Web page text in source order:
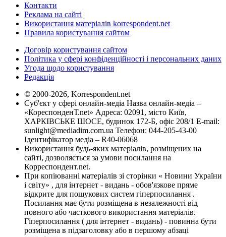
Контакти
Реклама на сайті
Використання матеріалів korrespondent.net
Правила користування сайтом
Договір користування сайтом
Політика у сфері конфіденційності і персональних даних
Угода щодо користування
Редакція
© 2000-2026, Korrespondent.net
Суб'єкт у сфері онлайн-медіа Назва онлайн-медіа –
«КореспонденТ.net» Адреса: 02091, місто Київ,
ХАРКІВСЬКЕ ШОСЕ, будинок 172-Б, офіс 208/1 E-mail:
sunlight@mediadim.com.ua Телефон: 044-205-43-00
Ідентифікатор медіа – R40-06068
Використання будь-яких матеріалів, розміщених на
сайті, дозволяється за умови посилання на
Корреспондент.net.
При копіюванні матеріалів зі сторінки « Новини України
і світу» , для інтернет - видань - обов'язкове пряме
відкрите для пошукових систем гіперпосилання .
Посилання має бути розміщена в незалежності від
повного або часткового використання матеріалів.
Гіперпосилання ( для інтернет - видань) - повинна бути
розміщена в підзаголовку або в першому абзаці